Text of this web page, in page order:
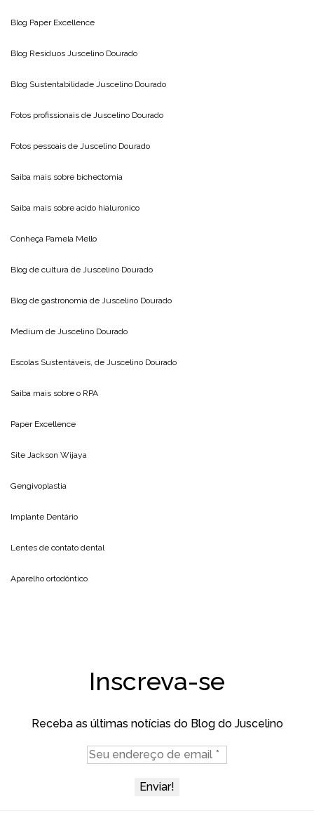
Blog Paper Excellence
Blog Resíduos Juscelino Dourado
Blog Sustentabilidade Juscelino Dourado
Fotos profissionais de Juscelino Dourado
Fotos pessoais de Juscelino Dourado
Saiba mais sobre bichectomia
Saiba mais sobre acido hialuronico
Conheça Pamela Mello
Blog de cultura de Juscelino Dourado
Blog de gastronomia de Juscelino Dourado
Medium de Juscelino Dourado
Escolas Sustentáveis, de Juscelino Dourado
Saiba mais sobre o RPA
Paper Excellence
Site Jackson Wijaya
Gengivoplastia
Implante Dentário
Lentes de contato dental
Aparelho ortodôntico
Inscreva-se
Receba as últimas notícias do Blog do Juscelino